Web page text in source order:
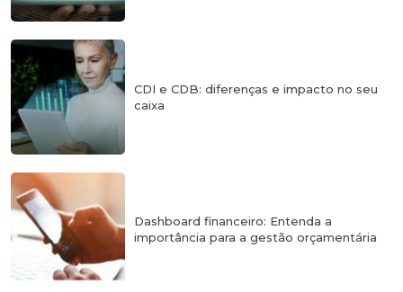
CDI e CDB: diferenças e impacto no seu
caixa
Dashboard financeiro: Entenda a
importância para a gestão orçamentária